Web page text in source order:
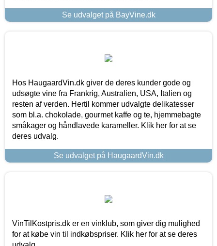
Se udvalget på BayVine.dk
Hos HaugaardVin.dk giver de deres kunder gode og
udsøgte vine fra Frankrig, Australien, USA, Italien og
resten af verden. Hertil kommer udvalgte delikatesser
som bl.a. chokolade, gourmet kaffe og te, hjemmebagte
småkager og håndlavede karameller. Klik her for at se
deres udvalg.
Se udvalget på HaugaardVin.dk
VinTilKostpris.dk er en vinklub, som giver dig mulighed
for at købe vin til indkøbspriser. Klik her for at se deres